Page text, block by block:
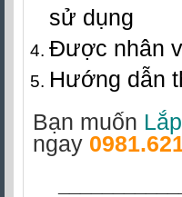
sử dụng
Được nhân
Hướng dẫn
Bạn muốn
ngay